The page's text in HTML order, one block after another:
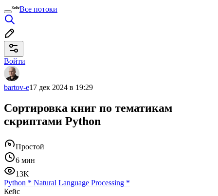
Все потоки
Войти
bartov-e17 дек 2024 в 19:29
Сортировка книг по тематикам
скриптами Python
Простой
6 мин
13K
Python * Natural Language Processing *
Кейс